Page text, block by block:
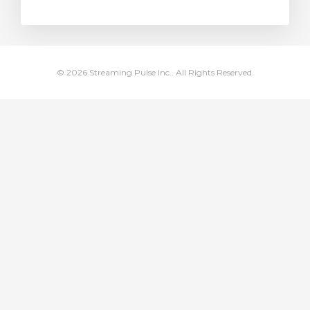
© 2026 Streaming Pulse Inc.. All Rights Reserved.